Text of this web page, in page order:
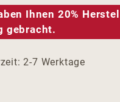
Ihnen 20%
gebracht.
2-7 Werktage